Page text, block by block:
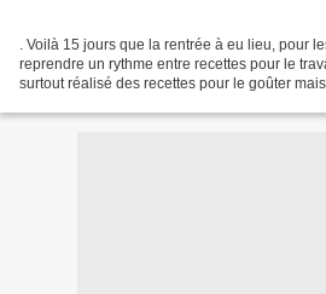
. Voilà 15 jours que la rentrée à eu lieu, pour
reprendre un rythme entre recettes pour le
surtout réalisé des recettes pour le goûter